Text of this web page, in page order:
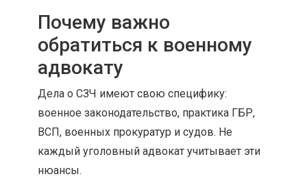
Почему важно
обратиться к военному
адвокату
Дела о СЗЧ имеют свою специфику:
военное законодательство, практика ГБР,
ВСП, военных прокуратур и судов. Не
каждый уголовный адвокат учитывает эти
нюансы.